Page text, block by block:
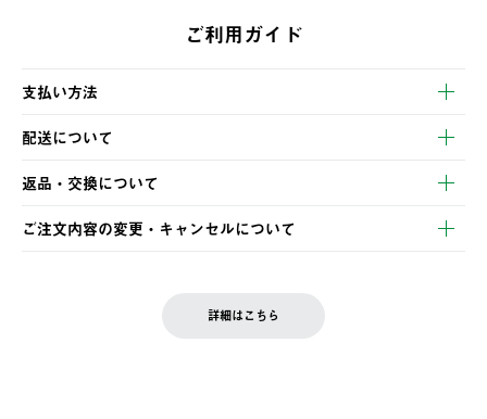
ご利用ガイド
支払い方法
以下のいずれかの方法でお支払いいただけます。
・クレジットカード決済
・コンビニ決済
・Pay-easy決済
配送について
【発送スケジュール】
ご注文・ご入金完了より2営業日以内に商品を発送いたします。
土日祝の発送はございませんので、木曜日以降のご注文は週明け
の発送となる場合がございます。
返品・交換について
※お客様都合の場合
お客様都合の返品にかかる送料は、お客様ご負担とさせていただ
ご注文内容の変更・キャンセルについて
LOGOS FAMILY会員の方は、会員マイページ内 購入履歴画面に
詳細はこちら